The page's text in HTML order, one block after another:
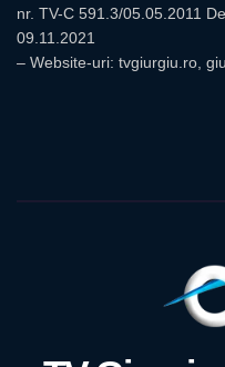
nr. TV-C 591.3/05.05.2011
09.11.2021
– Website-uri: tvgiurgiu.ro,